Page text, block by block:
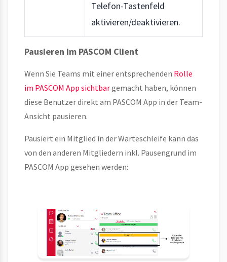
Telefon-Tastenfeld
aktivieren/deaktivieren.
Pausieren im PASCOM Client
Wenn Sie Teams mit einer entsprechenden Rolle
im PASCOM App sichtbargemacht haben, können
diese Benutzer direkt am PASCOM App in der Team-
Ansicht pausieren.
Pausiert ein Mitglied in der Warteschleife kann das
von den anderen Mitgliedern inkl. Pausengrund im
PASCOM App gesehen werden: